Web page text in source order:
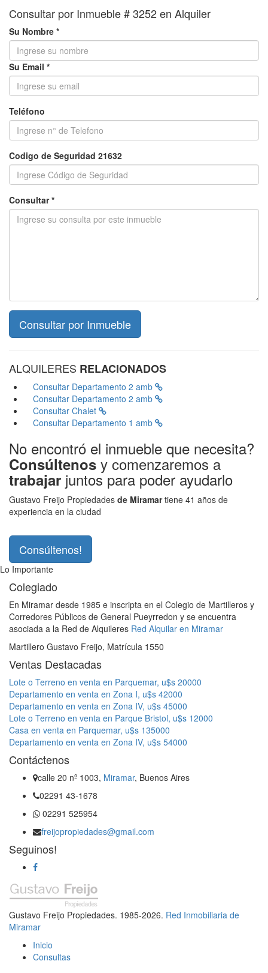
Consultar por Inmueble # 3252 en Alquiler
Su Nombre *
Su Email *
Teléfono
Codigo de Seguridad 21632
Consultar *
ALQUILERES RELACIONADOS
Consultar Departamento 2 amb
Consultar Departamento 2 amb
Consultar Chalet
Consultar Departamento 1 amb
No encontró el inmueble que necesita?
Consúltenos y comenzaremos a
trabajar juntos para poder ayudarlo
Gustavo Freijo Propiedades de Miramartiene 41 años de
experiencia en la ciudad
Consúltenos!
Lo Importante
Colegiado
En Miramar desde 1985 e inscripta en el Colegio de Martilleros y
Corredores Públicos de General Pueyrredon y se encuentra
asociada a la Red de Alquileres Red Alquilar en Miramar
Martillero Gustavo Freijo, Matrícula 1550
Ventas Destacadas
Lote o Terreno en venta en Parquemar, u$s 20000
Departamento en venta en Zona I, u$s 42000
Departamento en venta en Zona IV, u$s 45000
Lote o Terreno en venta en Parque Bristol, u$s 12000
Casa en venta en Parquemar, u$s 135000
Departamento en venta en Zona IV, u$s 54000
Contáctenos
calle 20 nº 1003, Miramar, Buenos Aires
02291 43-1678
02291 525954
freijopropiedades@gmail.com
Seguinos!
Gustavo Freijo Propiedades. 1985-2026. Red Inmobiliaria de
Miramar
Inicio
Consultas